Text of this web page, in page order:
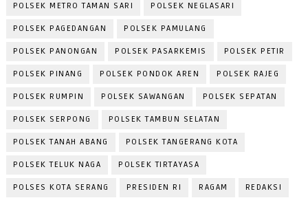
POLSEK METRO TAMAN SARI POLSEK NEGLASARI
POLSEK PAGEDANGAN POLSEK PAMULANG
POLSEK PANONGAN POLSEK PASARKEMIS POLSEK PETIR
POLSEK PINANG POLSEK PONDOK AREN POLSEK RAJEG
POLSEK RUMPIN POLSEK SAWANGAN POLSEK SEPATAN
POLSEK SERPONG POLSEK TAMBUN SELATAN
POLSEK TANAH ABANG POLSEK TANGERANG KOTA
POLSEK TELUK NAGA POLSEK TIRTAYASA
POLSES KOTA SERANG PRESIDEN RI RAGAM REDAKSI